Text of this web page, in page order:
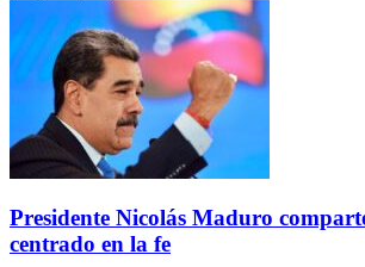
Presidente Nicolás Maduro
centrado en la fe